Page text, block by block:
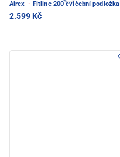
Airex · Fitline 200 cvičební podložka
2.599 Kč